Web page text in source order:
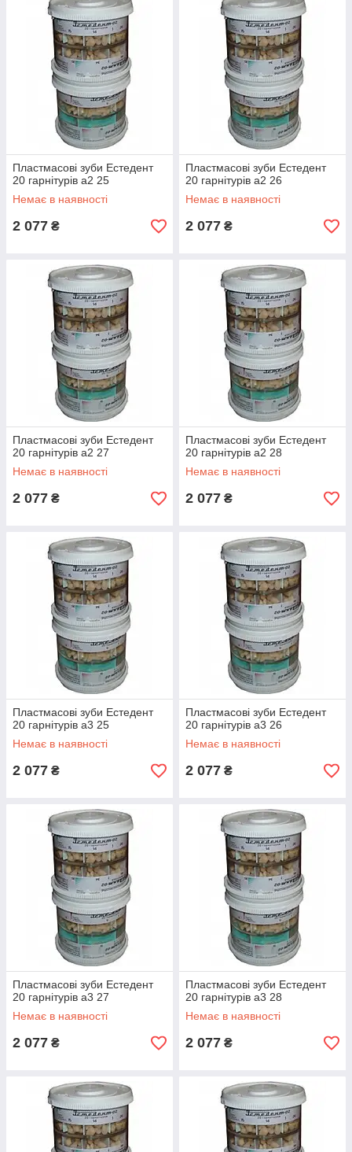
Пластмасові зуби Естедент
20 гарнітурів а2 25
Немає в наявності
2 077 ₴
Пластмасові зуби Естедент
20 гарнітурів а2 26
Немає в наявності
2 077 ₴
Пластмасові зуби Естедент
20 гарнітурів а2 27
Немає в наявності
2 077 ₴
Пластмасові зуби Естедент
20 гарнітурів а2 28
Немає в наявності
2 077 ₴
Пластмасові зуби Естедент
20 гарнітурів а3 25
Немає в наявності
2 077 ₴
Пластмасові зуби Естедент
20 гарнітурів а3 26
Немає в наявності
2 077 ₴
Пластмасові зуби Естедент
20 гарнітурів а3 27
Немає в наявності
2 077 ₴
Пластмасові зуби Естедент
20 гарнітурів а3 28
Немає в наявності
2 077 ₴